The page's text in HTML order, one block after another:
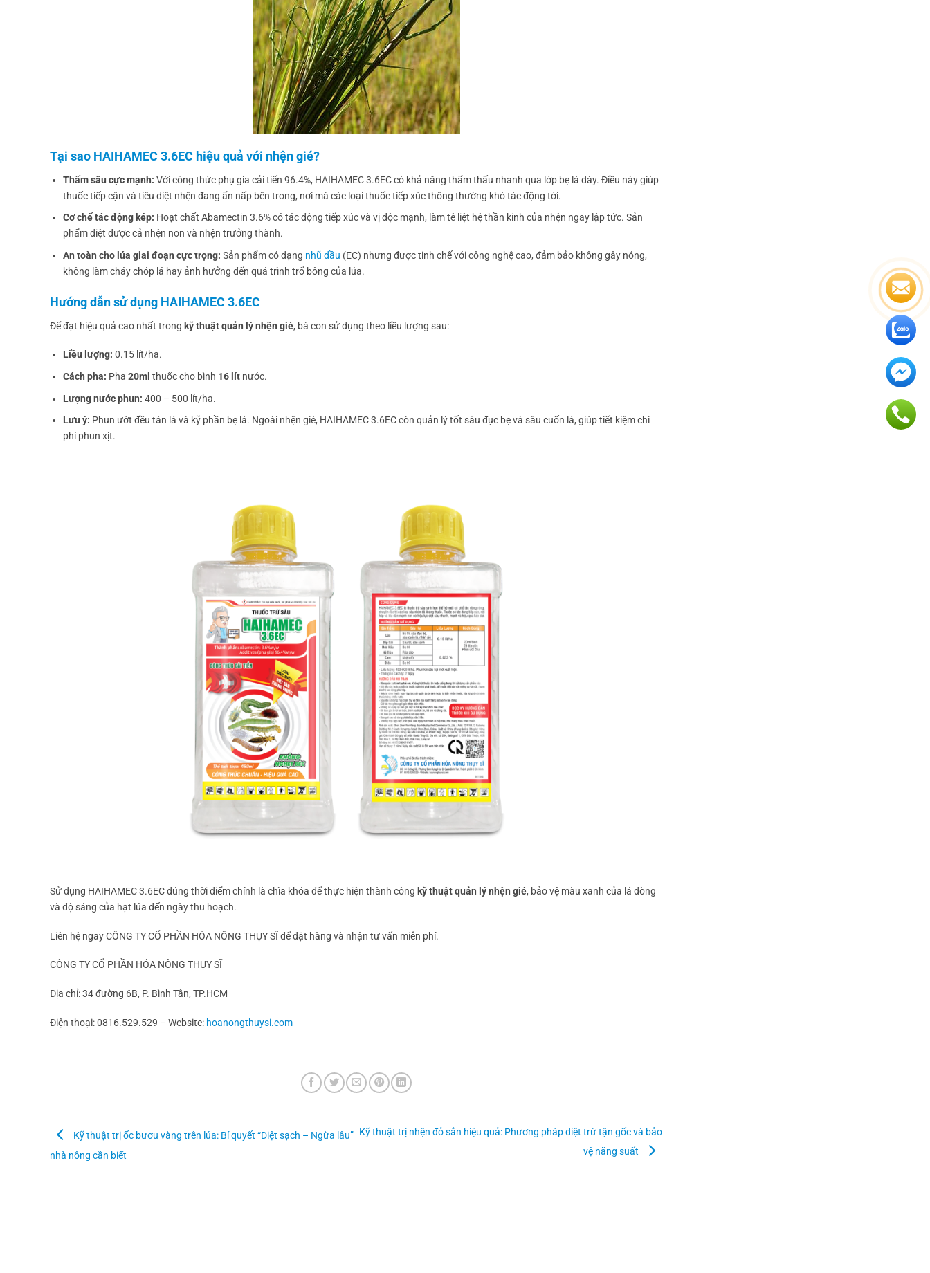
Tại sao HAIHAMEC 3.6EC hiệu quả với nhện gié?
Thấm sâu cực mạnh: Với công thức phụ gia cải tiến 96.4%, HAIHAMEC 3.6EC có khả năng thẩm thấu nhanh qua lớp bẹ lá dày. Điều này giúp
thuốc tiếp cận và tiêu diệt nhện đang ẩn nấp bên trong, nơi mà các loại thuốc tiếp xúc thông thường khó tác động tới.
Cơ chế tác động kép: Hoạt chất Abamectin 3.6% có tác động tiếp xúc và vị độc mạnh, làm tê liệt hệ thần kinh của nhện ngay lập tức. Sản
phẩm diệt được cả nhện non và nhện trưởng thành.
An toàn cho lúa giai đoạn cực trọng: Sản phẩm có dạng nhũ dầu (EC) nhưng được tinh chế với công nghệ cao, đảm bảo không gây nóng,
không làm cháy chóp lá hay ảnh hưởng đến quá trình trổ bông của lúa.
Hướng dẫn sử dụng HAIHAMEC 3.6EC
Để đạt hiệu quả cao nhất trong kỹ thuật quản lý nhện gié, bà con sử dụng theo liều lượng sau:
Liều lượng: 0.15 lít/ha.
Cách pha: Pha 20ml thuốc cho bình 16 lítnước.
Lượng nước phun: 400 – 500 lít/ha.
Lưu ý: Phun ướt đều tán lá và kỹ phần bẹ lá. Ngoài nhện gié, HAIHAMEC 3.6EC còn quản lý tốt sâu đục bẹ và sâu cuốn lá, giúp tiết kiệm chi
phí phun xịt.
Sử dụng HAIHAMEC 3.6EC đúng thời điểm chính là chìa khóa để thực hiện thành công kỹ thuật quản lý nhện gié, bảo vệ màu xanh của lá đòng
và độ sáng của hạt lúa đến ngày thu hoạch.
Liên hệ ngay CÔNG TY CỔ PHẦN HÓA NÔNG THỤY SĨ để đặt hàng và nhận tư vấn miễn phí.
CÔNG TY CỔ PHẦN HÓA NÔNG THỤY SĨ
Địa chỉ: 34 đường 6B, P. Bình Tân, TP.HCM
Điện thoại: 0816.529.529 – Website: hoanongthuysi.com
Kỹ thuật trị ốc bươu vàng trên lúa: Bí quyết “Diệt sạch – Ngừa lâu”
nhà nông cần biết
Kỹ thuật trị nhện đỏ sắn hiệu quả: Phương pháp diệt trừ tận gốc và bảo
vệ năng suất